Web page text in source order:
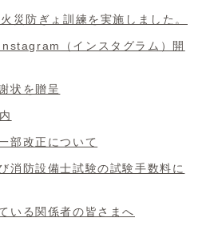
災防ぎょ訓練を実施しました。
（インスタグラム）開
状を贈呈
部改正について
消防設備士試験の試験手数料に
いる関係者の皆さまへ